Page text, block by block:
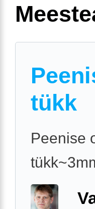
tükk
Peenise